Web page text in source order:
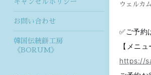
ウェルカ
✅️ご予約
【メニ
https://
キャンセルポリシー
お問い合わせ
韓国伝統餅工房
《BORUM》